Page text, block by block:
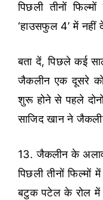
पिछली तीनों
‘हाउसफुल 4’ में नहीं
बता दें, पिछले कई
जैकलीन एक दूसरे
शुरू होने से पहले
साजिद खान ने
13. जैकलीन के
पिछली तीनों फिल्मों
बटुक पटेल के रोल